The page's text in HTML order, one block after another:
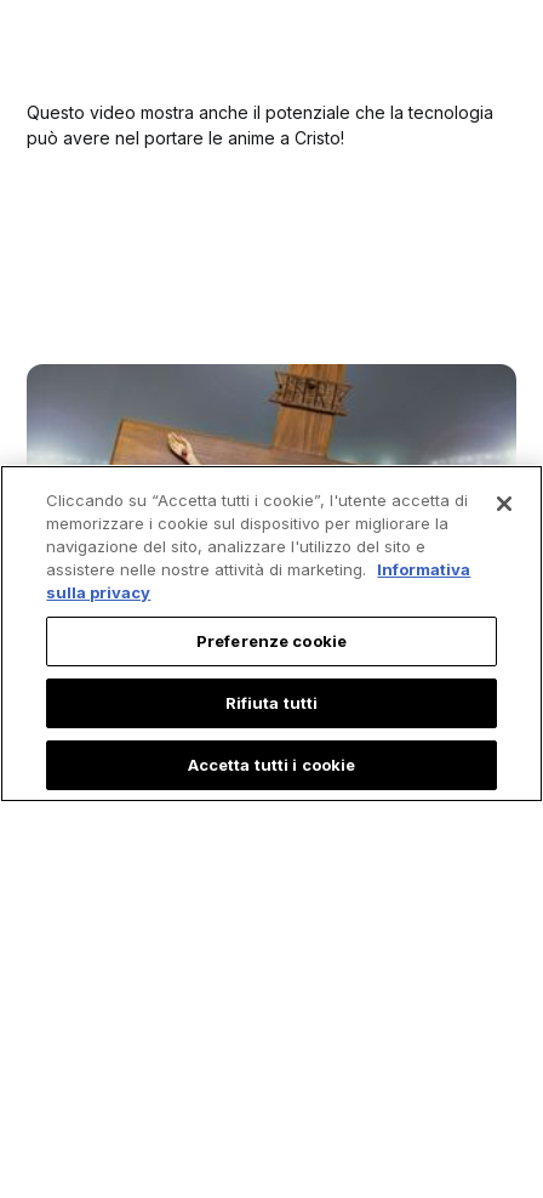
Questo video mostra anche il potenziale che la tecnologia
può avere nel portare le anime a Cristo!
Cliccando su “Accetta tutti i cookie”, l'utente accetta di
memorizzare i cookie sul dispositivo per migliorare la
navigazione del sito, analizzare l'utilizzo del sito e
assistere nelle nostre attività di marketing.
Informativa
sulla privacy
Preferenze cookie
Rifiuta tutti
Accetta tutti i cookie